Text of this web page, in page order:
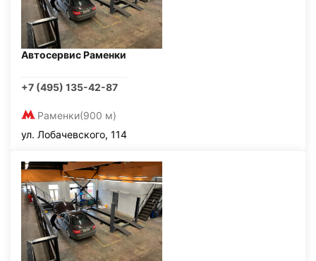
Автосервис Раменки
+7 (495) 135-42-87
Раменки(900 м)
ул. Лобачевского, 114